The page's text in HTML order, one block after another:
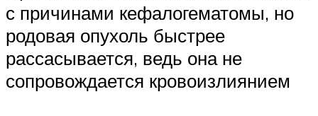
с причинами кефалогематомы, но
родовая опухоль быстрее
рассасывается, ведь она не
сопровождается кровоизлиянием